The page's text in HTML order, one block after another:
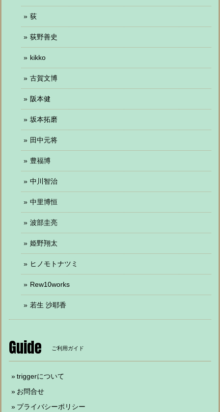
荻
荻野善史
kikko
古賀文博
阪本健
坂本拓磨
田中元将
豊福博
中川智治
中里博恒
波部圭亮
姫野翔太
ヒノモトナツミ
Rew10works
若生 沙耶香
Guide ご利用ガイド
triggerについて
お問合せ
プライバシーポリシー